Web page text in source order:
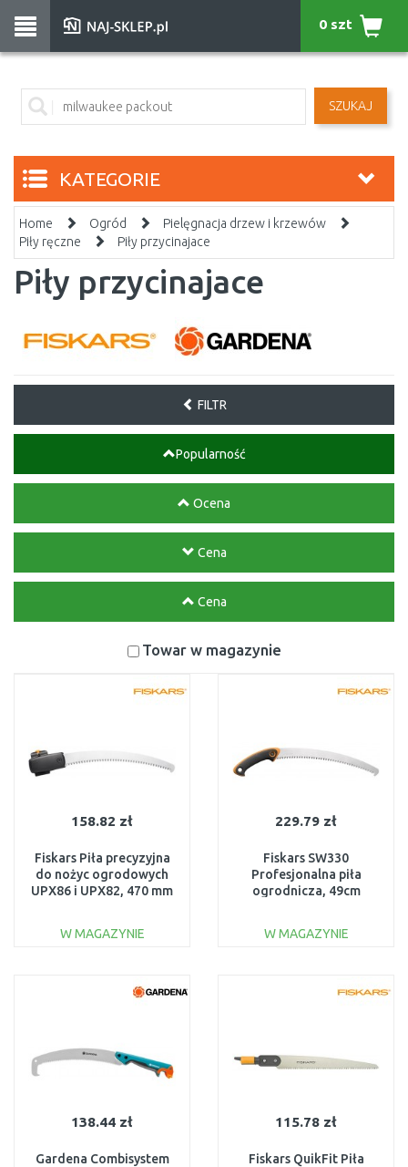
SZUKAJ
0 szt
KATEGORIE
Home Ogród
Pielęgnacja drzew i krzewów
Piły ręczne
Piły przycinajace
Piły przycinajace
FILTR
Popularność
Ocena
Cena
Cena
Towar w magazynie
158.82 zł
Fiskars Piła precyzyjna
do nożyc ogrodowych
UPX86 i UPX82, 470 mm
W MAGAZYNIE
Do porównania
229.79 zł
Fiskars SW330
Profesjonalna piła
ogrodnicza, 49cm
W MAGAZYNIE
Do porównania
138.44 zł
Gardena Combisystem
115.78 zł
Fiskars QuikFit Piła